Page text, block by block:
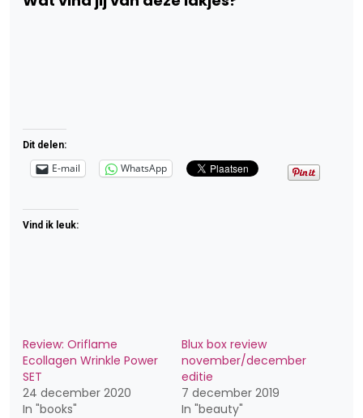
Dit delen:
E-mail WhatsApp
Vind ik leuk:
Review: Oriflame
Ecollagen Wrinkle Power
SET
24 december 2020
In "books"
Blux box review
november/december
editie
7 december 2019
In "beauty"